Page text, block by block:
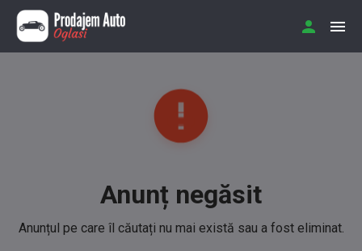
Anunț negăsit
Anunțul pe care îl căutați nu mai există sau a fost eliminat.